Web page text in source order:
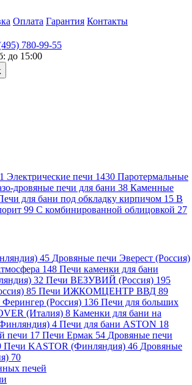
Оплата Гарантия Контакты
780-99-55
до 15:00
Электрические печи 1430 Паротермальные
дровяные печи для бани 38 Каменные
для бани под обкладку кирпичом 15 В
99 С комбинированной облицовкой 27
45 Дровяные печи Эверест (Россия)
148 Печи каменки для бани
32 Печи ВЕЗУВИЙ (Россия) 195
85 Печи ИЖКОМЦЕНТР ВВД 89
(Россия) 136 Печи для больших
(Италия) 8 Каменки для бани на
4 Печи для бани ASTON 18
печи 17 Печи Ермак 54 Дровяные печи
Печи KASTOR (Финляндия) 46 Дровяные
70
печей